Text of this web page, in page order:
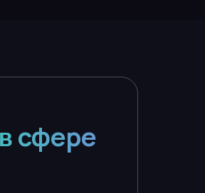
сфере